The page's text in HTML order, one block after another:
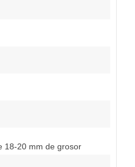
18-20 mm de grosor